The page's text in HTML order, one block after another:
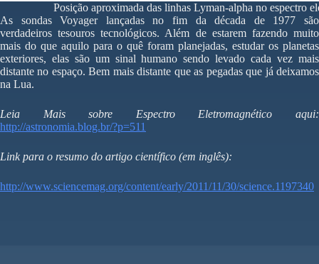
Posição aproximada das linhas Lyman-alpha no espectro
As sondas Voyager lançadas no fim da década de 1977 são
verdadeiros tesouros tecnológicos. Além de estarem fazendo muito
mais do que aquilo para o quê foram planejadas, estudar os planetas
exteriores, elas são um sinal humano sendo levado cada vez mais
distante no espaço. Bem mais distante que as pegadas que já deixamos
na Lua.
Leia Mais sobre Espectro Eletromagnético aqui:
http://astronomia.blog.br/?p=511
Link para o resumo do artigo científico (em inglês):
http://www.sciencemag.org/content/early/2011/11/30/science.1197340